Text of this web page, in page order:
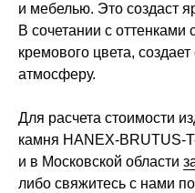
и мебелью. Это создаст
В сочетании с оттенками
кремового цвета,
атмосферу.
Для расчета стоимости
камня HANEX-BRUTUS-
и в Московской области
либо свяжитесь с нами